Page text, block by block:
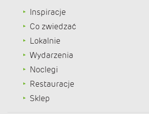
Inspiracje
Co zwiedzać
Lokalnie
Wydarzenia
Noclegi
Restauracje
Sklep